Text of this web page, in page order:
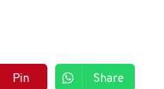
Pin Share